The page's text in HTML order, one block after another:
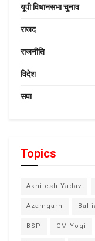
यूपी विधानसभा चुनाव
राजद
राजनीति
विदेश
सपा
Topics
Akhilesh Yadav
Azamgarh
BSP CM Yogi